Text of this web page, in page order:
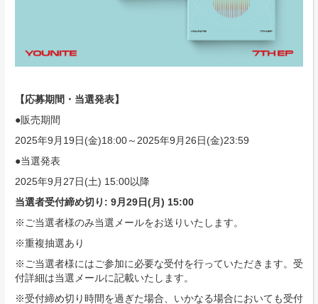
【応募期間・当選発表】
●販売期間
2025年9月19日(金)18:00～2025年9月26日(金)23:59
●当選発表
2025年9月27日(土) 15:00以降
当選者受付締め切り: 9月29日(月) 15:00
※ご当選者様のみ当選メールをお送りいたします。
※重複抽選あり
※ご当選者様にはご参加に必要な受付を行っていただきます。受
付詳細は当選メールに記載いたします。
※受付締め切り時間を過ぎた場合、いかなる場合においても受付